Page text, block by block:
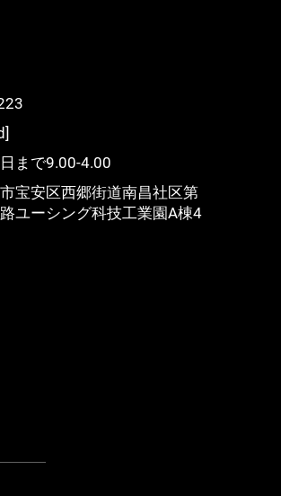
まで9.00-4.00
宝安区西郷街道南昌社区第
ユーシング科技工業園A棟4